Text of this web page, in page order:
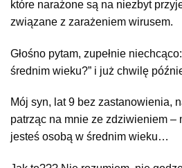
które narażone są na niezbyt
związane z zarażeniem wirusem.
Głośno pytam, zupełnie
średnim wieku?” i już chwilę
Mój syn, lat 9 bez zastanowienia,
patrząc na mnie ze zdziwieniem –
jesteś osobą w średnim wieku…